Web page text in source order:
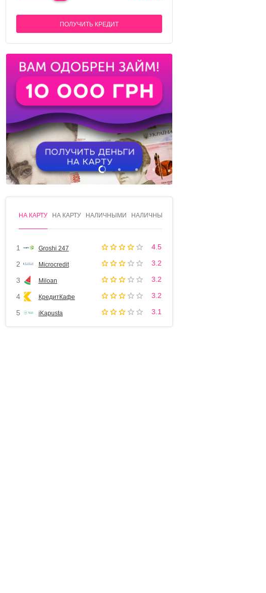
ПОЛУЧИТЬ КРЕДИТ
1 2 3 4
НА КАРТУ НА КАРТУ НАЛИЧНЫМИ НАЛИЧНЫМИ
1 Groshi 247 4.5
2 Microcredit 3.2
3 Miloan 3.2
4 КредитКафе 3.2
5 iKapusta 3.1